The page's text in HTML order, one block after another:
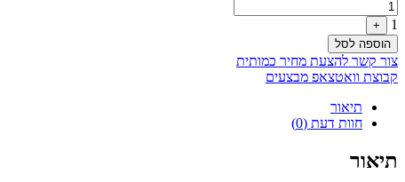
1
+
הוספה לסל
צור קשר להצעת מחיר כמותית
קבוצת וואטצאפ מבצעים
תיאור
חוות דעת (0)
תיאור